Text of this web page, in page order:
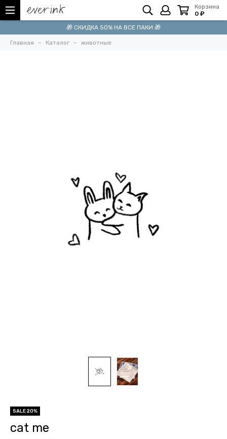
Корзина
0 ₽
🎁 СКИДКА 50% НА ВСЕ ПАКИ 🎁
Главная Каталог животные
SALE 20%
cat me